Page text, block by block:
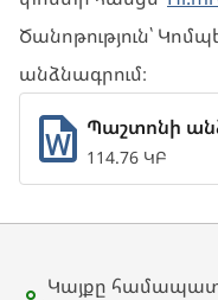
Ծանոթություն՝
անձնագրում։
Պաշտոնի
114.76 ԿԲ
Կայքը